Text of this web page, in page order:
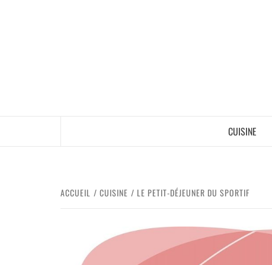
CUISINE
ACCUEIL CUISINE LE PETIT-DÉJEUNER DU SPORTIF